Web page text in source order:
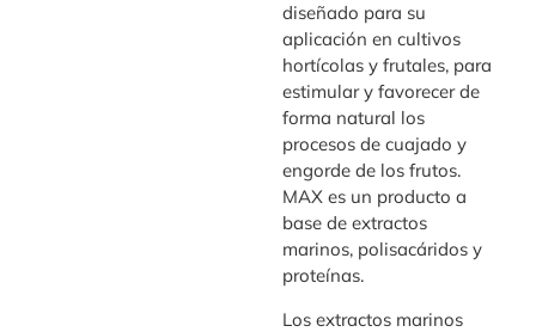
diseñado para su
aplicación en cultivos
hortícolas y frutales, para
estimular y favorecer de
forma natural los
procesos de cuajado y
engorde de los frutos.
MAX es un producto a
base de extractos
marinos, polisacáridos y
proteínas.
Los extractos marinos